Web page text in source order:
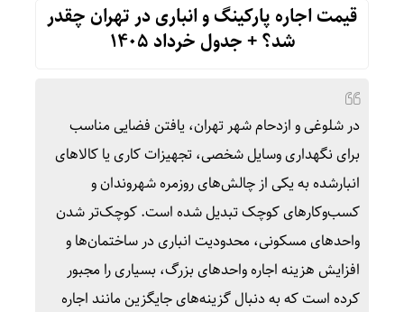
قیمت اجاره پارکینگ و انباری در تهران چقدر
شد؟ + جدول خرداد ۱۴۰۵
در شلوغی و ازدحام شهر تهران، یافتن فضایی مناسب
برای نگهداری وسایل شخصی، تجهیزات کاری یا کالاهای
انبارشده به یکی از چالش‌های روزمره شهروندان و
کسب‌وکارهای کوچک تبدیل شده است. کوچک‌تر شدن
واحدهای مسکونی، محدودیت انباری در ساختمان‌ها و
افزایش هزینه اجاره واحدهای بزرگ، بسیاری را مجبور
کرده است که به دنبال گزینه‌های جایگزین مانند اجاره